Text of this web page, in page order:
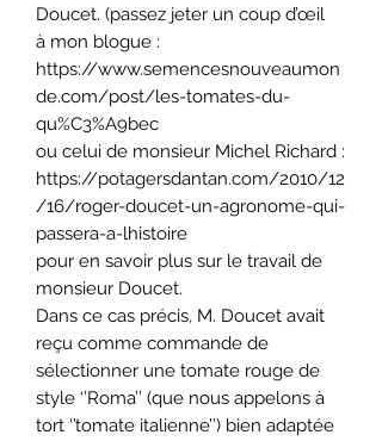
Doucet. (passez jeter un coup d’œil
à mon blogue :
https://www.semencesnouveaumon
de.com/post/les-tomates-du-
qu%C3%A9bec
ou celui de monsieur Michel Richard :
https://potagersdantan.com/2010/12
/16/roger-doucet-un-agronome-qui-
passera-a-lhistoire
pour en savoir plus sur le travail de
monsieur Doucet.
Dans ce cas précis, M. Doucet avait
reçu comme commande de
sélectionner une tomate rouge de
style ‘’Roma’’ (que nous appelons à
tort ‘’tomate italienne’’) bien adaptée